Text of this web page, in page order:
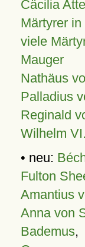
Cäcilia
Märtyrer
viele
Mauger
Nathäus
Palladius
Reginald
Wilhelm
• neu:
Fulton
Amantius
Anna von
Bademus,